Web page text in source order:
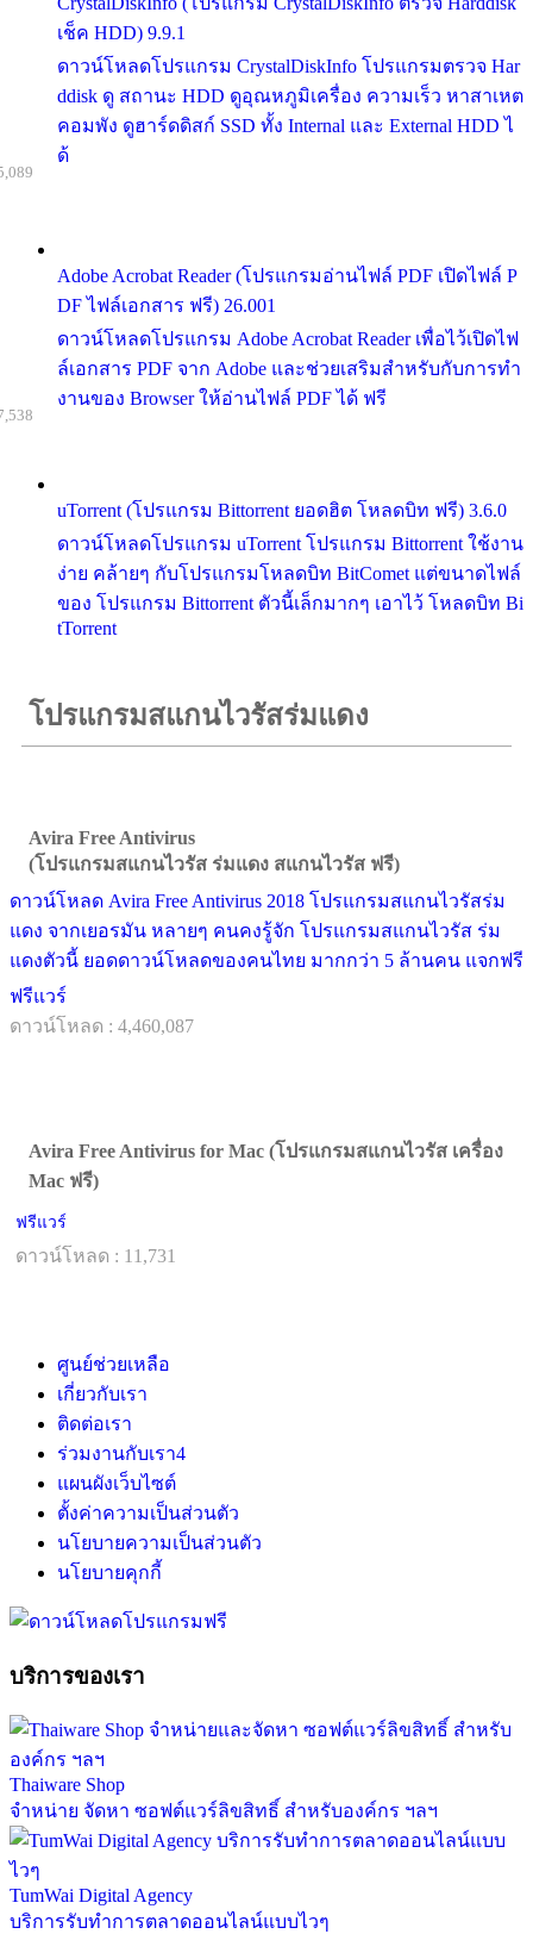
เช็ค HDD) 9.9.1
ดาวน์โหลดโปรแกรม CrystalDiskInfo โปรแกรมตรวจ Har
ddisk ดู สถานะ HDD ดูอุณหภูมิเครื่อง ความเร็ว หาสาเหต
คอมพัง ดูฮาร์ดดิสก์ SSD ทั้ง Internal และ External HDD ไ
ด้
Adobe Acrobat Reader (โปรแกรมอ่านไฟล์ PDF เปิดไฟล์ P
DF ไฟล์เอกสาร ฟรี) 26.001
ดาวน์โหลดโปรแกรม Adobe Acrobat Reader เพื่อไว้เปิดไฟ
ล์เอกสาร PDF จาก Adobe และช่วยเสริมสำหรับกับการทำ
งานของ Browser ให้อ่านไฟล์ PDF ได้ ฟรี
uTorrent (โปรแกรม Bittorrent ยอดฮิต โหลดบิท ฟรี) 3.6.0
ดาวน์โหลดโปรแกรม uTorrent โปรแกรม Bittorrent ใช้งาน
ง่าย คล้ายๆ กับโปรแกรมโหลดบิท BitComet แต่ขนาดไฟล์
ของ โปรแกรม Bittorrent ตัวนี้เล็กมากๆ เอาไว้ โหลดบิท Bi
tTorrent
โปรแกรมสแกนไวรัสร่มแดง
Avira Free Antivirus
(โปรแกรมสแกนไวรัส ร่มแดง สแกนไวรัส ฟรี)
ดาวน์โหลด Avira Free Antivirus 2018 โปรแกรมสแกนไวรัสร่ม
แดง จากเยอรมัน หลายๆ คนคงรู้จัก โปรแกรมสแกนไวรัส ร่ม
แดงตัวนี้ ยอดดาวน์โหลดของคนไทย มากกว่า 5 ล้านคน แจกฟรี
ฟรีแวร์
ดาวน์โหลด : 4,460,087
Avira Free Antivirus for Mac (โปรแกรมสแกนไวรัส เครื่อง
Mac ฟรี)
ฟรีแวร์
ดาวน์โหลด : 11,731
ศูนย์ช่วยเหลือ
เกี่ยวกับเรา
ติดต่อเรา
ร่วมงานกับเรา4
แผนผังเว็บไซต์
ตั้งค่าความเป็นส่วนตัว
นโยบายความเป็นส่วนตัว
นโยบายคุกกี้
บริการของเรา
Thaiware Shop
จำหน่าย จัดหา ซอฟต์แวร์ลิขสิทธิ์ สำหรับองค์กร ฯลฯ
TumWai Digital Agency
บริการรับทำการตลาดออนไลน์แบบไวๆ